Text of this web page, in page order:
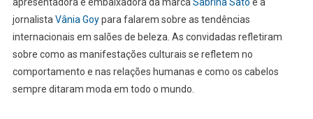
apresentadora e embaixadora da marcaSabrina Sato e a
jornalistaVânia Goypara falarem sobre as tendências
internacionais em salões de beleza. As convidadas refletiram
sobre como as manifestações culturais se refletem no
comportamento e nas relações humanas e como os cabelos
sempre ditaram moda em todo o mundo.